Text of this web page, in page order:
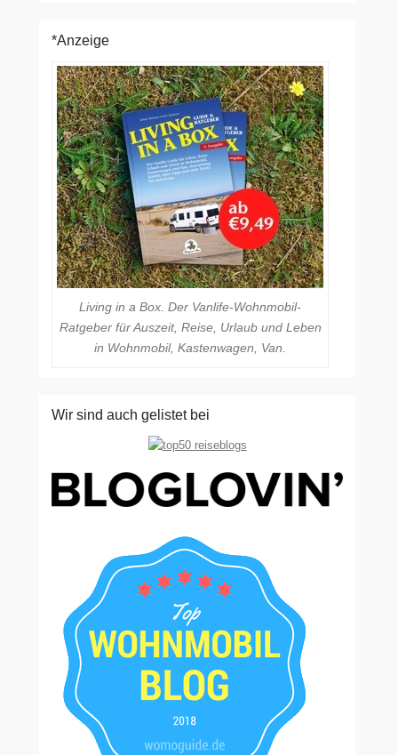
*Anzeige
Living in a Box. Der Vanlife-Wohnmobil-
Ratgeber für Auszeit, Reise, Urlaub und Leben
in Wohnmobil, Kastenwagen, Van.
Wir sind auch gelistet bei